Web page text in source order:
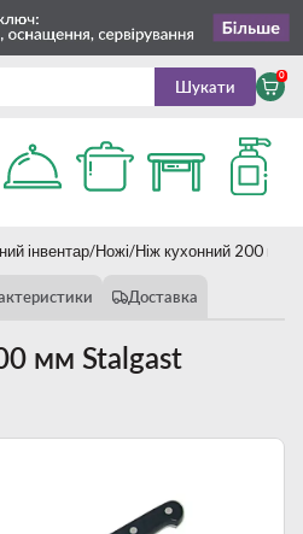
Шукати
0
інвентар Ножі Ніж кухонний 200 мм
Доставка
мм Stalgast